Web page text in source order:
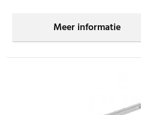
Meer informatie